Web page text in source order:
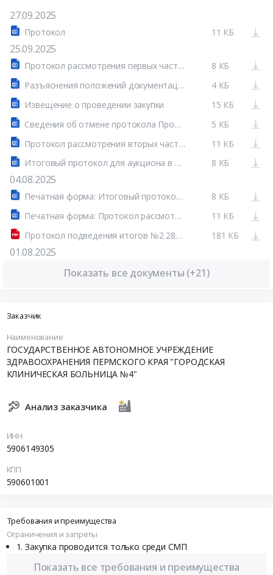
27.09.2025
Протокол 11 КБ
25.09.2025
Протокол рассмотрения первых частей заявок для аукциона в электронной форме, участниками которого могут быть только субъекты малого и среднего предпринимательства № 32515013460
8 КБ
Разъяснения положений документации о закупке товаров, работ, услуг № 32515013460
4 КБ
Извещение о проведении закупки
15 КБ
Сведения об отмене протокола Протокол рассмотрения вторых частей заявок № 32515013460-03 от 15.07.2025
5 КБ
Протокол рассмотрения вторых частей заявок для аукциона в электронной форме, участниками которого могут быть только субъекты малого и среднего предпринимательства № 32515013460
11 КБ
Итоговый протокол для аукциона в электронной форме, участниками которого могут быть только субъекты малого и среднего предпринимательства № 32515013460
8 КБ
04.08.2025
Печатная форма: Итоговый протокол №32515013460-05
8 КБ
Печатная форма: Протокол рассмотрения вторых частей заявок №32515013460-04
11 КБ
Протокол подведения итогов №2 281.pdf
181 КБ
01.08.2025
Показать все документы (+21)
Заказчик
Наименование
ГОСУДАРСТВЕННОЕ АВТОНОМНОЕ УЧРЕЖДЕНИЕ
ЗДРАВООХРАНЕНИЯ ПЕРМСКОГО КРАЯ "ГОРОДСКАЯ
КЛИНИЧЕСКАЯ БОЛЬНИЦА №4"
Анализ заказчика
ИНН
5906149305
КПП
590601001
Требования и преимущества
Ограничения и запреты
Закупка проводится только среди СМП
Показать все требования и преимущества